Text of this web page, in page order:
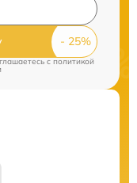
c политикой